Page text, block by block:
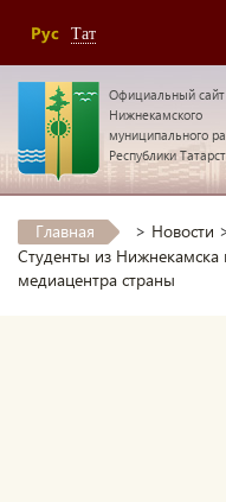
Рус Тат
Официальный сайт
Нижнекамского
муниципального
Республики
Главная > Новости
Студенты из Нижнекамска
медиацентра страны